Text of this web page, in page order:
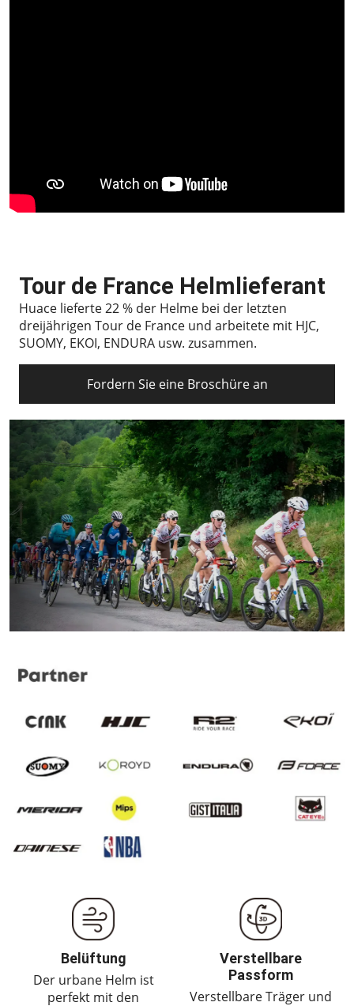
Tour de France Helmlieferant
Huace lieferte 22 % der Helme bei der letzten
dreijährigen Tour de France und arbeitete mit HJC,
SUOMY, EKOI, ENDURA usw. zusammen.
Fordern Sie eine Broschüre an
Belüftung
Der urbane Helm ist
perfekt mit den
Verstellbare
Passform
Verstellbare Träger und